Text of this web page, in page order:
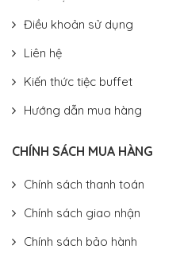
Điều khoản sử dụng
Liên hệ
Kiến thức tiệc buffet
Hướng dẫn mua hàng
CHÍNH SÁCH MUA HÀNG
Chính sách thanh toán
Chính sách giao nhận
Chính sách bảo hành